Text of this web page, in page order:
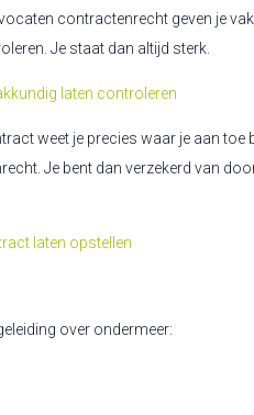
contractenrecht geven je
Je staat dan altijd sterk.
laten controleren
weet je precies waar je aan
Je bent dan verzekerd van
laten opstellen
over ondermeer: